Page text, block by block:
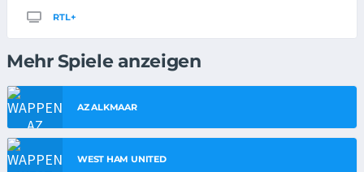
RTL+
Mehr Spiele anzeigen
AZ ALKMAAR
WEST HAM UNITED